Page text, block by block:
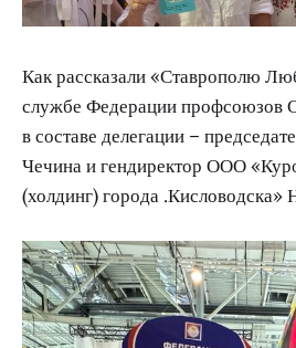
Как рассказали «Ставрополю
службе Федерации профсоюзов
в составе делегации –
Чечина и гендиректор ООО
(холдинг) города